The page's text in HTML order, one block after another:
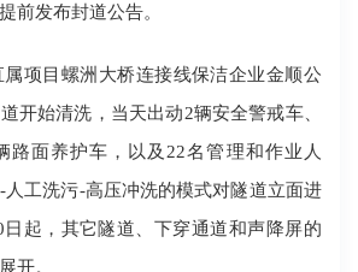
前发布封道公告。
属项目螺洲大桥连接线保洁企业金顺公
开始清洗，当天出动2辆安全警戒车、
路面养护车，以及22名管理和作业人
人工洗污-高压冲洗的模式对隧道立面进
起，其它隧道、下穿通道和声降屏的
开。